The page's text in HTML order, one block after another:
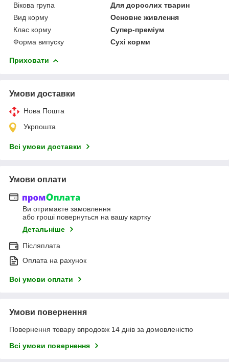
Вікова група
Для дорослих тварин
Вид корму
Основне живлення
Клас корму
Супер-преміум
Форма випуску
Сухі корми
Приховати
Умови доставки
Нова Пошта
Укрпошта
Всі умови доставки
Умови оплати
Ви отримаєте замовлення
або гроші повернуться на вашу картку
Детальніше
Післяплата
Оплата на рахунок
Всі умови оплати
Умови повернення
Повернення товару впродовж 14 днів за домовленістю
Всі умови повернення